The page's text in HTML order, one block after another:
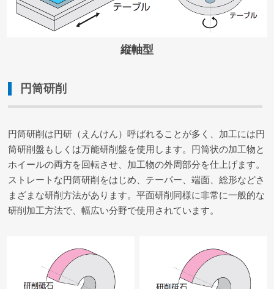
縦軸型
円筒研削
円筒研削は円研（えんけん）呼ばれることが多く、加工には円
筒研削盤もしくは万能研削盤を使用します。円筒状の加工物と
ホイールの両方を回転させ、加工物の外周部分を仕上げます。
ストレートな円筒研削をはじめ、テーパー、端面、総形などさ
まざまな研削方法があります。平面研削同様に非常に一般的な
研削加工方法で、幅広い分野で使用されています。